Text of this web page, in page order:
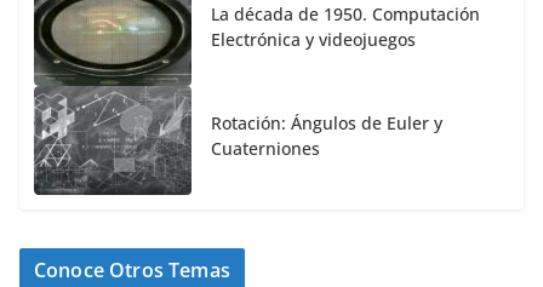
La década de 1950. Computación
Electrónica y videojuegos
Rotación: Ángulos de Euler y
Cuaterniones
Conoce Otros Temas